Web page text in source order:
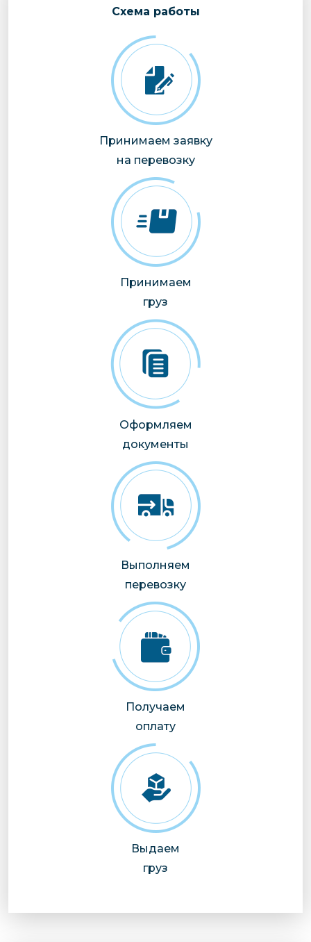
Cхема работы
Принимаем заявку
на перевозку
Принимаем
груз
Оформляем
документы
Выполняем
перевозку
Получаем
оплату
Выдаем
груз